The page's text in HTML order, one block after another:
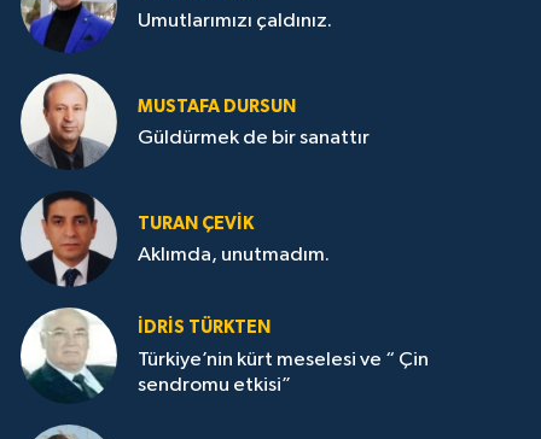
Umutlarımızı çaldınız.
MUSTAFA DURSUN
Güldürmek de bir sanattır
TURAN ÇEVİK
Aklımda, unutmadım.
İDRİS TÜRKTEN
Türkiye’nin kürt meselesi ve “ Çin
sendromu etkisi”